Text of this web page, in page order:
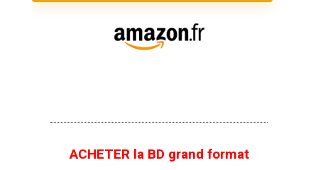
ACHETER la BD grand format